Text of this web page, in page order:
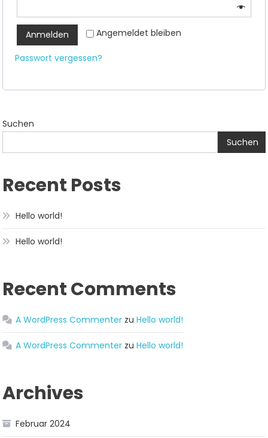
Angemeldet bleiben
Anmelden
Passwort vergessen?
Suchen
Suchen
Recent Posts
Hello world!
Hello world!
Recent Comments
A WordPress Commenter zuHello world!
A WordPress Commenter zuHello world!
Archives
Februar 2024